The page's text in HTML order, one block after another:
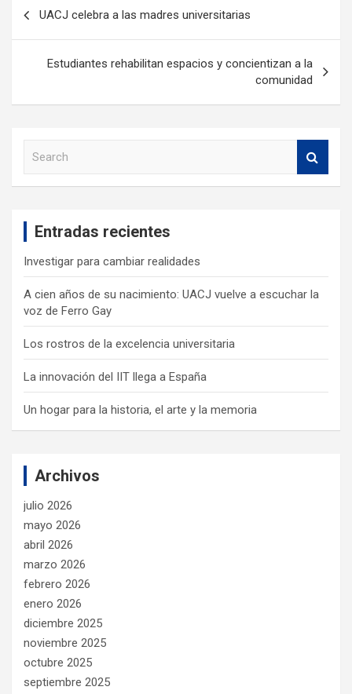
UACJ celebra a las madres universitarias
Estudiantes rehabilitan espacios y concientizan a la
comunidad
Entradas recientes
Investigar para cambiar realidades
A cien años de su nacimiento: UACJ vuelve a escuchar la
voz de Ferro Gay
Los rostros de la excelencia universitaria
La innovación del IIT llega a España
Un hogar para la historia, el arte y la memoria
Archivos
julio 2026
mayo 2026
abril 2026
marzo 2026
febrero 2026
enero 2026
diciembre 2025
noviembre 2025
octubre 2025
septiembre 2025